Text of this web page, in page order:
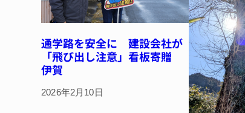
通学路を安全に 建設会社が
「飛び出し注意」看板寄贈
伊賀
2026年2月10日